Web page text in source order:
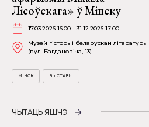
Лісоўскага» ў Мінску
17.03.2026 16:00 - 31.12.2026 17:00
Музей гісторыі беларускай літаратуры
(вул. Багдановіча, 13)
МІНСК ВЫСТАВЫ
ЧЫТАЦЬ ЯШЧЭ